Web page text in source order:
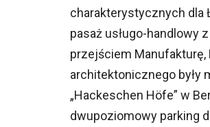
charakterystycznych dla
pasaż usługo-handlowy
przejściem
architektonicznego były
„Hackeschen Höfe” w
dwupoziomowy parking